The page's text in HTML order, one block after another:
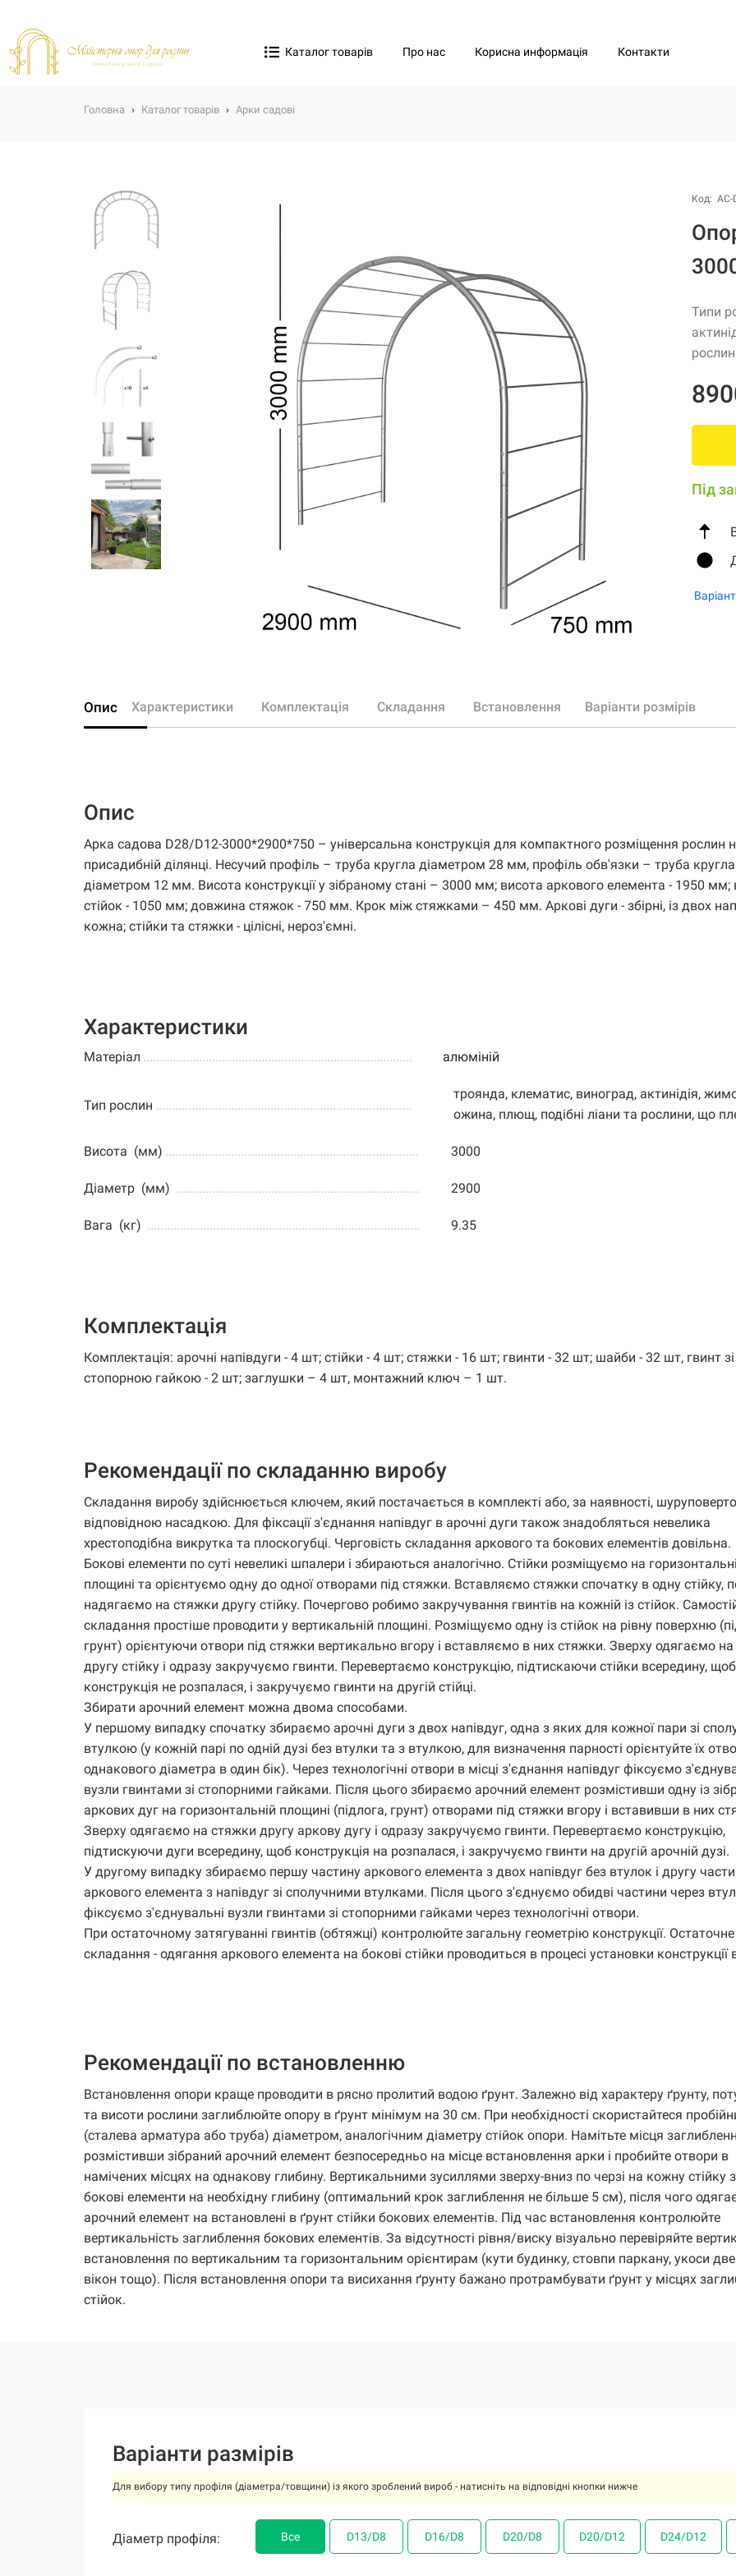
Каталог товарів Про нас Корисна информація Контакти
Головна › Каталог товарів › Арки садові
Код: АС-
Типи
Під
Опис Характеристики Комплектація Складання Встановлення Варіанти розмірів
Опис
Арка садова D28/D12-3000*2900*750 – універсальна конструкція для компактного розміщення рослин
присадибній ділянці. Несучий профіль – труба кругла діаметром 28 мм, профіль обв'язки – труба кругла
діаметром 12 мм. Висота конструкції у зібраному стані – 3000 мм; висота аркового елемента - 1950 мм;
стійок - 1050 мм; довжина стяжок - 750 мм. Крок між стяжками – 450 мм. Аркові дуги - збірні, із двох
кожна; стійки та стяжки - цілісні, нероз'ємні.
Характеристики
Матеріал .................................................................................. алюміній
Тип рослин ..............................................................................
троянда, клематис, виноград, актинідія,
ожина, плющ, подібні ліани та рослини, що
Висота (мм) ............................................................................. 3000
Діаметр (мм) .......................................................................... 2900
Вага (кг) ................................................................................... 9.35
Комплектація
Комплектація: арочні напівдуги - 4 шт; стійки - 4 шт; стяжки - 16 шт; гвинти - 32 шт; шайби - 32 шт, гвинт зі
стопорною гайкою - 2 шт; заглушки – 4 шт, монтажний ключ – 1 шт.
Рекомендації по складанню виробу
Складання виробу здійснюється ключем, який постачається в комплекті або, за наявності,
відповідною насадкою. Для фіксації з'єднання напівдуг в арочні дуги також знадобляться невелика
хрестоподібна викрутка та плоскогубці. Черговість складання аркового та бокових елементів довільна.
Бокові елементи по суті невеликі шпалери і збираються аналогічно. Стійки розміщуємо на
площині та орієнтуємо одну до одної отворами під стяжки. Вставляємо стяжки спочатку в одну стійку,
надягаємо на стяжки другу стійку. Почергово робимо закручування гвинтів на кожній із стійок.
складання простіше проводити у вертикальній площині. Розміщуємо одну із стійок на рівну поверхню
грунт) орієнтуючи отвори під стяжки вертикально вгору і вставляємо в них стяжки. Зверху одягаємо
другу стійку і одразу закручуємо гвинти. Перевертаємо конструкцію, підтискаючи стійки всередину, щоб
конструкція не розпалася, і закручуємо гвинти на другій стійці.
Збирати арочний елемент можна двома способами.
У першому випадку спочатку збираємо арочні дуги з двох напівдуг, одна з яких для кожної пари зі
втулкою (у кожній парі по одній дузі без втулки та з втулкою, для визначення парності орієнтуйте їх
однакового діаметра в один бік). Через технологічні отвори в місці з'єднання напівдуг фіксуємо
вузли гвинтами зі стопорними гайками. Після цього збираємо арочний елемент розмістивши одну із
аркових дуг на горизонтальній площині (підлога, грунт) отворами під стяжки вгору і вставивши в них
Зверху одягаємо на стяжки другу аркову дугу і одразу закручуємо гвинти. Перевертаємо конструкцію,
підтискуючи дуги всередину, щоб конструкція на розпалася, і закручуємо гвинти на другій арочній дузі.
У другому випадку збираємо першу частину аркового елемента з двох напівдуг без втулок і другу
аркового елемента з напівдуг зі сполучними втулками. Після цього з'єднуємо обидві частини через
фіксуємо з'єднувальні вузли гвинтами зі стопорними гайками через технологічні отвори.
При остаточному затягуванні гвинтів (обтяжці) контролюйте загальну геометрію конструкції. Остаточне
складання - одягання аркового елемента на бокові стійки проводиться в процесі установки конструкції
Рекомендації по встановленню
Встановлення опори краще проводити в рясно пролитий водою ґрунт. Залежно від характеру ґрунту,
та висоти рослини заглиблюйте опору в ґрунт мінімум на 30 см. При необхідності скористайтеся
(сталева арматура або труба) діаметром, аналогічним діаметру стійок опори. Намітьте місця
розмістивши зібраний арочний елемент безпосередньо на місце встановлення арки і пробийте отвори в
намічених місцях на однакову глибину. Вертикальними зусиллями зверху-вниз по черзі на кожну стійку
бокові елементи на необхідну глибину (оптимальний крок заглиблення не більше 5 см), після чого
арочний елемент на встановлені в ґрунт стійки бокових елементів. Під час встановлення контролюйте
вертикальність заглиблення бокових елементів. За відсутності рівня/виску візуально перевіряйте
встановлення по вертикальним та горизонтальним орієнтирам (кути будинку, стовпи паркану, укоси
вікон тощо). Після встановлення опори та висихання ґрунту бажано протрамбувати ґрунт у місцях
стійок.
Варіанти размірів
Для вибору типу профіля (діаметра/товщини) із якого зроблений вироб - натисніть на відповідні кнопки нижче
Діаметр профіля: Все D13/D8 D16/D8 D20/D8 D20/D12 D24/D12
Діаметр профіля: Все D13/D8 D16/D8 D20/D8 D20/D12 D24/D12
Діаметр профіля: Все D13/D8 D16/D8 D20/D8 D20/D12 D24/D12
Діаметр профіля: Все D13/D8 D16/D8 D20/D8 D20/D12 D24/D12
Діаметр профіля: Все D13/D8 D16/D8 D20/D8 D20/D12 D24/D12
Діаметр профіля: Все D13/D8 D16/D8 D20/D8 D20/D12 D24/D12
Діаметр профіля: Все D13/D8 D16/D8 D20/D8 D20/D12 D24/D12